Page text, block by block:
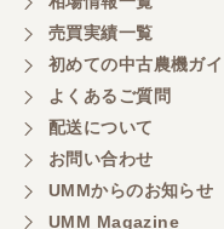
売買実績一覧
初めての中古農機ガ
よくあるご質問
配送について
お問い合わせ
UMMからのお知らせ
UMM Magazine